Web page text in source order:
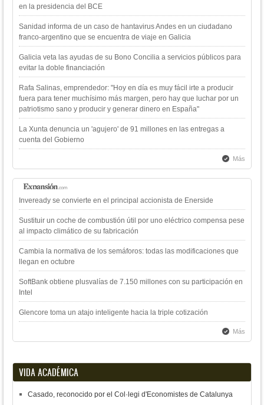
en la presidencia del BCE
Sanidad informa de un caso de hantavirus Andes en un ciudadano
franco-argentino que se encuentra de viaje en Galicia
Galicia veta las ayudas de su Bono Concilia a servicios públicos para
evitar la doble financiación
Rafa Salinas, emprendedor: "Hoy en día es muy fácil irte a producir
fuera para tener muchísimo más margen, pero hay que luchar por un
patriotismo sano y producir y generar dinero en España"
La Xunta denuncia un 'agujero' de 91 millones en las entregas a
cuenta del Gobierno
Más
Inveready se convierte en el principal accionista de Enerside
Sustituir un coche de combustión útil por uno eléctrico compensa pese
al impacto climático de su fabricación
Cambia la normativa de los semáforos: todas las modificaciones que
llegan en octubre
SoftBank obtiene plusvalías de 7.150 millones con su participación en
Intel
Glencore toma un atajo inteligente hacia la triple cotización
Más
VIDA ACADÉMICA
Casado, reconocido por el Col·legi d'Economistes de Catalunya